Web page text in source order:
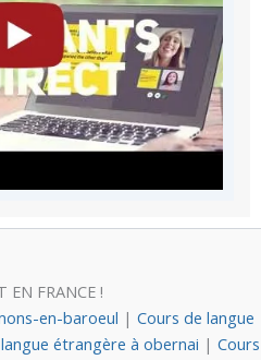
EN FRANCE !
en-baroeul | Cours de langue
étrangère à obernai | Cours